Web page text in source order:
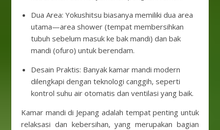
Dua Area: Yokushitsu biasanya memiliki dua area
utama—area shower (tempat membersihkan
tubuh sebelum masuk ke bak mandi) dan bak
mandi (ofuro) untuk berendam.
Desain Praktis: Banyak kamar mandi modern
dilengkapi dengan teknologi canggih, seperti
kontrol suhu air otomatis dan ventilasi yang baik.
Kamar mandi di Jepang adalah tempat penting untuk
relaksasi dan kebersihan, yang merupakan bagian